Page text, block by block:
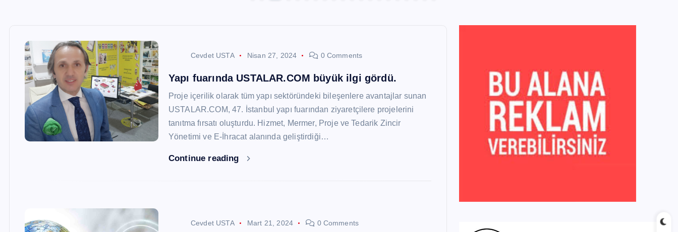
Cevdet USTA Nisan 27, 2024 0 Comments
Yapı fuarında USTALAR.COM büyük ilgi gördü.
Proje içerilik olarak tüm yapı sektöründeki bileşenlere avantajlar sunan
USTALAR.COM, 47. İstanbul yapı fuarından ziyaretçilere projelerini
tanıtma fırsatı oluşturdu. Hizmet, Mermer, Proje ve Tedarik Zincir
Yönetimi ve E-İhracat alanında geliştirdiği…
Continue reading
Cevdet USTA Mart 21, 2024 0 Comments